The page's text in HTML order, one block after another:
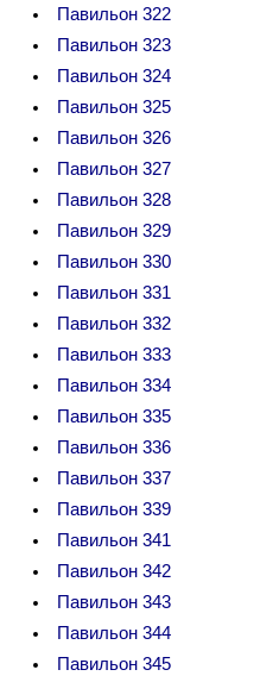
Павильон 322
Павильон 323
Павильон 324
Павильон 325
Павильон 326
Павильон 327
Павильон 328
Павильон 329
Павильон 330
Павильон 331
Павильон 332
Павильон 333
Павильон 334
Павильон 335
Павильон 336
Павильон 337
Павильон 339
Павильон 341
Павильон 342
Павильон 343
Павильон 344
Павильон 345